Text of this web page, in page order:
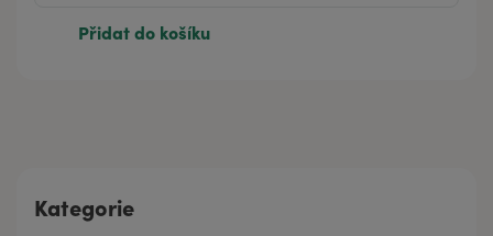
Přidat do košíku
Kategorie